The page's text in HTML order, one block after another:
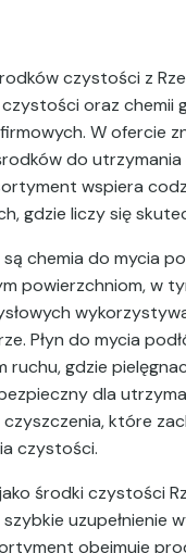
czystości z
oraz chemii
W ofercie
do
wspiera
gdzie liczy się
chemia do mycia
powierzchniom, w
Płyn do mycia
gdzie
dla
które
czystości.
środki czystości
uzupełnienie
obejmuje